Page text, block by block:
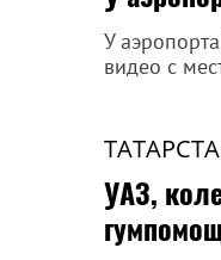
У
видео с
УАЗ,